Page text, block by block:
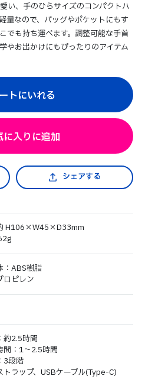
い、手のひらサイズのコンパクトハ
量なので、バッグやポケットにもす
でも持ち運べます。調整可能な手首
やお出かけにもぴったりのアイテム
トにいれる
に入りに追加
シェアする
H106×W45×D33mm
：ABS樹脂
ロピレン
2.5時間
：1～2.5時間
3段階
ラップ、USBケーブル(Type-C)